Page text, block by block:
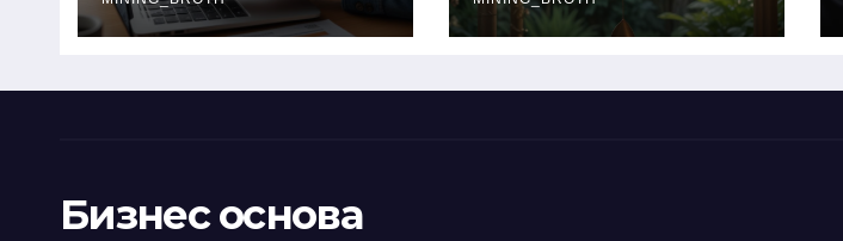
офис: порядок,
требования и
колокольчиков
Бизнес основа